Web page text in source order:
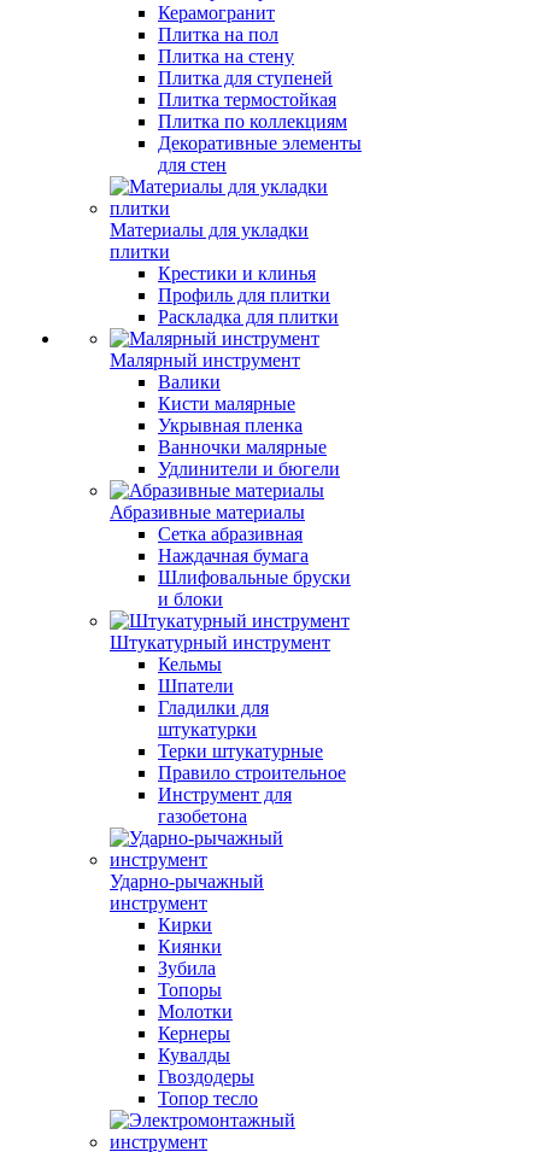
Керамогранит
Плитка на пол
Плитка на стену
Плитка для ступеней
Плитка термостойкая
Плитка по коллекциям
Декоративные элементы
для стен
Материалы для укладки
плитки
Крестики и клинья
Профиль для плитки
Раскладка для плитки
Малярный инструмент
Валики
Кисти малярные
Укрывная пленка
Ванночки малярные
Удлинители и бюгели
Абразивные материалы
Сетка абразивная
Наждачная бумага
Шлифовальные бруски
и блоки
Штукатурный инструмент
Кельмы
Шпатели
Гладилки для
штукатурки
Терки штукатурные
Правило строительное
Инструмент для
газобетона
Ударно-рычажный
инструмент
Кирки
Киянки
Зубила
Топоры
Молотки
Кернеры
Кувалды
Гвоздодеры
Топор тесло